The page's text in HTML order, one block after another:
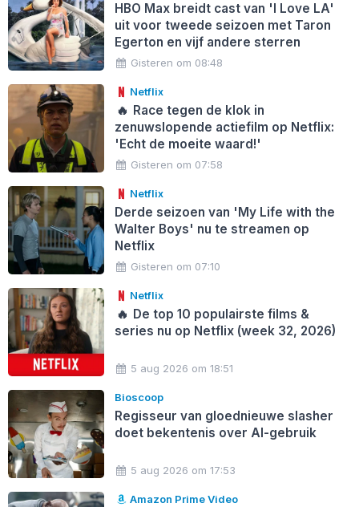
HBO Max breidt cast van 'I Love LA'
uit voor tweede seizoen met Taron
Egerton en vijf andere sterren
Gisteren om 08:48
Netflix
🔥 Race tegen de klok in
zenuwslopende actiefilm op Netflix:
'Echt de moeite waard!'
Gisteren om 07:58
Netflix
Derde seizoen van 'My Life with the
Walter Boys' nu te streamen op
Netflix
Gisteren om 07:10
Netflix
🔥 De top 10 populairste films &
series nu op Netflix (week 32, 2026)
5 aug 2026 om 18:51
Bioscoop
Regisseur van gloednieuwe slasher
doet bekentenis over AI-gebruik
5 aug 2026 om 17:53
Amazon Prime Video